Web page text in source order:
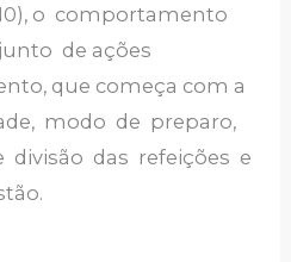
o comportamento
de ações
que começa com a
modo de preparo,
divisão das refeições e